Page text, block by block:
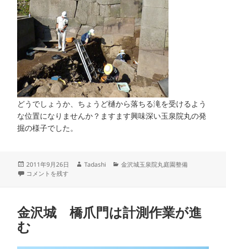
どうでしょうか、ちょうど樋から落ちる滝を受けるよう
な位置になりませんか？ますます興味深い玉泉院丸の発
掘の様子でした。
投
稿
2011年9月26日
作
Tadashi
カ
金沢城玉泉院丸庭園整備
金沢城 色紙短冊石垣上の謎？の施設 に
コメントを残す
金沢城 橋爪門は計測作業が進
む